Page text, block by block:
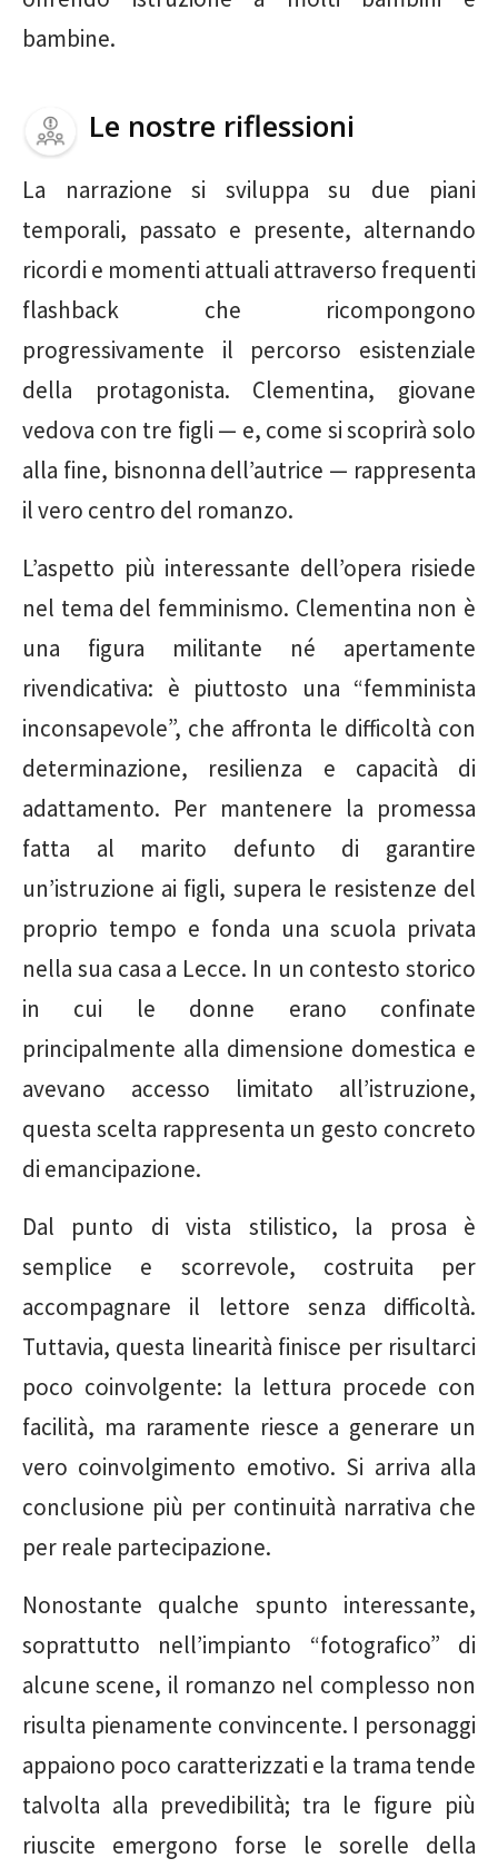
bambine.
Le nostre riflessioni
La narrazione si sviluppa su due piani
temporali, passato e presente, alternando
ricordi e momenti attuali attraverso frequenti
flashback che ricompongono
progressivamente il percorso esistenziale
della protagonista. Clementina, giovane
vedova con tre figli — e, come si scoprirà solo
alla fine, bisnonna dell’autrice — rappresenta
il vero centro del romanzo.
L’aspetto più interessante dell’opera risiede
nel tema del femminismo. Clementina non è
una figura militante né apertamente
rivendicativa: è piuttosto una “femminista
inconsapevole”, che affronta le difficoltà con
determinazione, resilienza e capacità di
adattamento. Per mantenere la promessa
fatta al marito defunto di garantire
un’istruzione ai figli, supera le resistenze del
proprio tempo e fonda una scuola privata
nella sua casa a Lecce. In un contesto storico
in cui le donne erano confinate
principalmente alla dimensione domestica e
avevano accesso limitato all’istruzione,
questa scelta rappresenta un gesto concreto
di emancipazione.
Dal punto di vista stilistico, la prosa è
semplice e scorrevole, costruita per
accompagnare il lettore senza difficoltà.
Tuttavia, questa linearità finisce per risultarci
poco coinvolgente: la lettura procede con
facilità, ma raramente riesce a generare un
vero coinvolgimento emotivo. Si arriva alla
conclusione più per continuità narrativa che
per reale partecipazione.
Nonostante qualche spunto interessante,
soprattutto nell’impianto “fotografico” di
alcune scene, il romanzo nel complesso non
risulta pienamente convincente. I personaggi
appaiono poco caratterizzati e la trama tende
talvolta alla prevedibilità; tra le figure più
riuscite emergono forse le sorelle della